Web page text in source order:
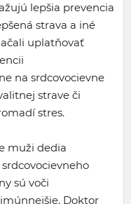
lepšia prevencia
strava a iné
uplatňovať
na srdcovocievne
strave či
stres.
muži dedia
sú voči
Doktor